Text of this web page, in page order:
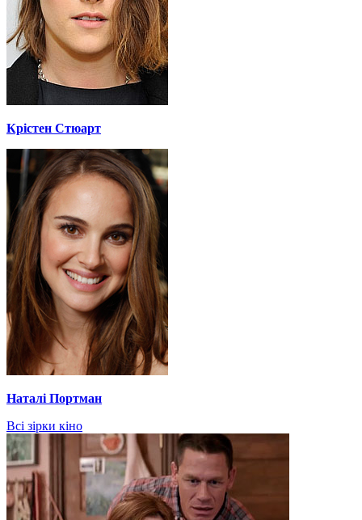
Крістен Стюарт
Наталі Портман
Всі зірки кіно